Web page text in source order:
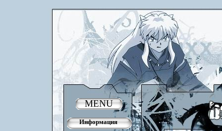
MENU
Информация